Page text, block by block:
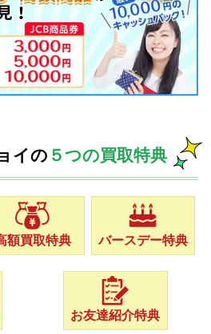
イの ５つの買取特典
額買取特典 バースデー特典
お友達紹介特典